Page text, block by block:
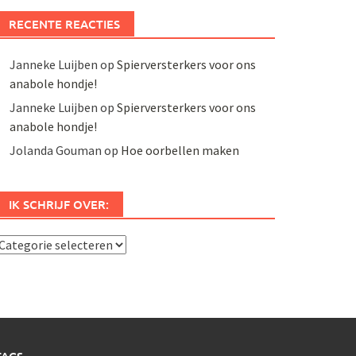
RECENTE REACTIES
Janneke Luijben op Spierversterkers voor ons
anabole hondje!
Janneke Luijben op Spierversterkers voor ons
anabole hondje!
Jolanda Gouman op Hoe oorbellen maken
IK SCHRIJF OVER: